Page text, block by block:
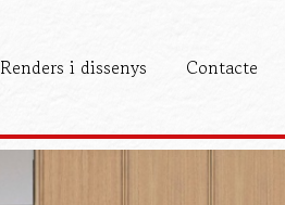
Renders i dissenys Contacte